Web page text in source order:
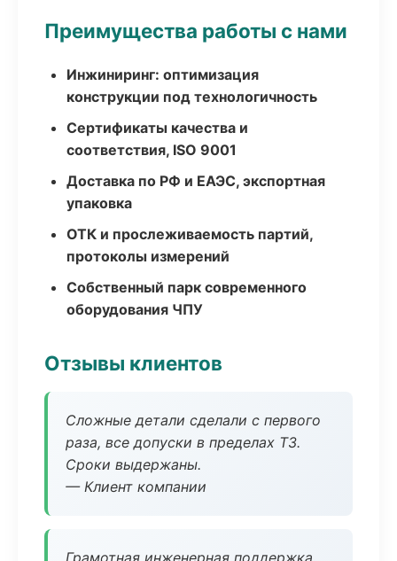
Преимущества работы с нами
Инжиниринг: оптимизация
конструкции под технологичность
Сертификаты качества и
соответствия, ISO 9001
Доставка по РФ и ЕАЭС, экспортная
упаковка
ОТК и прослеживаемость партий,
протоколы измерений
Собственный парк современного
оборудования ЧПУ
Отзывы клиентов
Сложные детали сделали с первого
раза, все допуски в пределах ТЗ.
Сроки выдержаны.
— Клиент компании
Грамотная инженерная поддержка,